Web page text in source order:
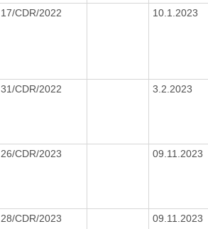
17/CDR/2022 10.1.2023
31/CDR/2022 3.2.2023
26/CDR/2023 09.11.2023
28/CDR/2023 09.11.2023